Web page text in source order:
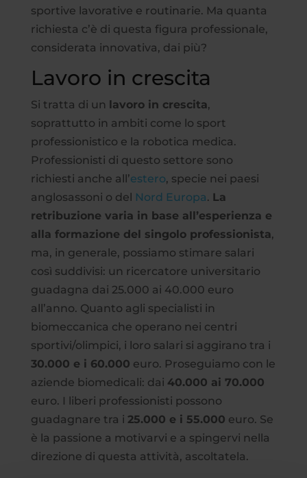
sportive lavorative e routinarie. Ma quanta
richiesta c’è di questa figura professionale,
considerata innovativa, dai più?
Lavoro in crescita
Si tratta di un lavoro in crescita,
soprattutto in ambiti come lo sport
professionistico e la robotica medica.
Professionisti di questo settore sono
richiesti anche all’estero, specie nei paesi
anglosassoni o del Nord Europa. La
retribuzione varia in base all’esperienza e
alla formazione del singolo professionista,
ma, in generale, possiamo stimare salari
così suddivisi: un ricercatore universitario
guadagna dai 25.000 ai 40.000 euro
all’anno. Quanto agli specialisti in
biomeccanica che operano nei centri
sportivi/olimpici, i loro salari si aggirano tra i
30.000 e i 60.000 euro. Proseguiamo con le
aziende biomedicali: dai 40.000 ai 70.000
euro. I liberi professionisti possono
guadagnare tra i 25.000 e i 55.000 euro. Se
è la passione a motivarvi e a spingervi nella
direzione di questa attività, ascoltatela.